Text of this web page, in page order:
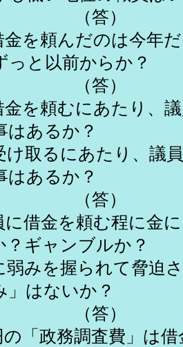
）
金を頼んだのは今年
と以前からか？
金を頼むにあたり、
はあるか？
るにあたり、議員
はあるか？
に借金を頼む程に金
？ギャンブルか？
握られて脅迫さ
」はないか？
）
の「政務調査費」は